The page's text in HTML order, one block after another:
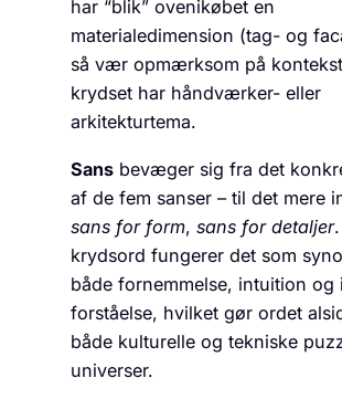
har “blik” ovenikøbet en
materialedimension (tag- og
så vær opmærksom på
krydset har håndværker- eller
arkitekturtema.
Sans bevæger sig fra det
af de fem sanser – til det mere
sans for form, sans for detaljer
krydsord fungerer det som
både fornemmelse, intuition og
forståelse, hvilket gør ordet
både kulturelle og tekniske
universer.